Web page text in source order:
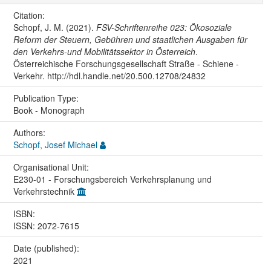
Citation:
Schopf, J. M. (2021). FSV-Schriftenreihe 023: Ökosoziale
Reform der Steuern, Gebühren und staatlichen Ausgaben für
den Verkehrs-und Mobilitätssektor in Österreich.
Österreichische Forschungsgesellschaft Straße - Schiene -
Verkehr. http://hdl.handle.net/20.500.12708/24832
Publication Type:
Book - Monograph
Authors:
Schopf, Josef Michael
Organisational Unit:
E230-01 - Forschungsbereich Verkehrsplanung und
Verkehrstechnik
ISBN:
ISSN: 2072-7615
Date (published):
2021